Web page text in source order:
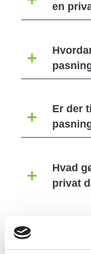
en
Er der
Hvad
privat
Image